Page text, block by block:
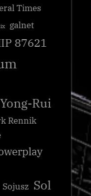
Times
galnet
87621
Rui
Rennik
Sojusz Sol